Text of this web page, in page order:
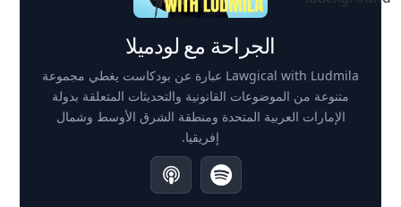
الجراحة مع لودميلا
Lawgical with Ludmila عبارة عن بودكاست يغطي مجموعة
متنوعة من الموضوعات القانونية والتحديثات المتعلقة بدولة
الإمارات العربية المتحدة ومنطقة الشرق الأوسط وشمال
إفريقيا.